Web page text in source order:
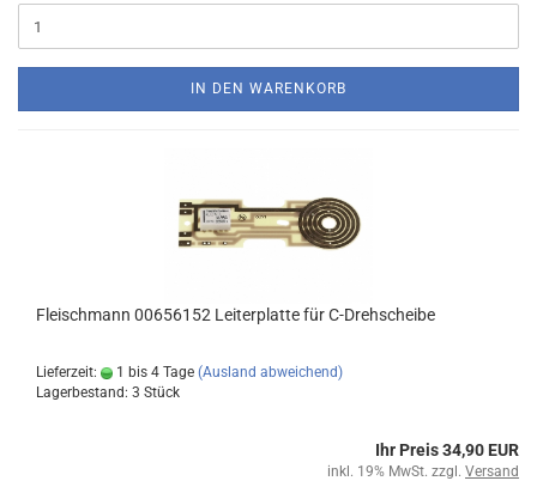
IN DEN WARENKORB
Fleischmann 00656152 Leiterplatte für C-Drehscheibe
Lieferzeit: 1 bis 4 Tage (Ausland abweichend)
Lagerbestand: 3 Stück
Ihr Preis 34,90 EUR
inkl. 19% MwSt. zzgl. Versand